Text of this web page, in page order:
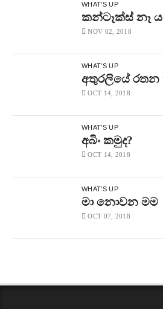
WHAT'S UP
කන්ටෑක්ස් නෑ
NOV 02, 2018
WHAT'S UP
අතුරලියේ රතන
OCT 14, 2018
WHAT'S UP
අබිං කමුද?
OCT 14, 2018
WHAT'S UP
මා නොවන මම
OCT 07, 2018